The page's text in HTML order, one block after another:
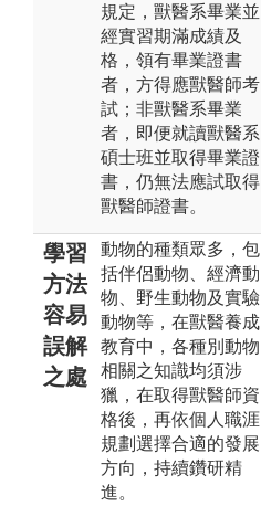
規定，獸醫系畢業並
經實習期滿成績及
格，領有畢業證書
者，方得應獸醫師考
試；非獸醫系畢業
者，即便就讀獸醫系
碩士班並取得畢業證
書，仍無法應試取得
獸醫師證書。
學習
方法
容易
誤解
之處
動物的種類眾多，包
括伴侶動物、經濟動
物、野生動物及實驗
動物等，在獸醫養成
教育中，各種別動物
相關之知識均須涉
獵，在取得獸醫師資
格後，再依個人職涯
規劃選擇合適的發展
方向，持續鑽研精
進。